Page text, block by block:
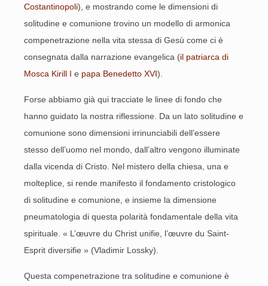
Costantinopoli), e mostrando come le dimensioni di
solitudine e comunione trovino un modello di armonica
compenetrazione nella vita stessa di Gesù come ci è
consegnata dalla narrazione evangelica (il patriarca di
Mosca Kirill I e papa Benedetto XVI).
Forse abbiamo già qui tracciate le linee di fondo che
hanno guidato la nostra riflessione. Da un lato solitudine e
comunione sono dimensioni irrinunciabili dell’essere
stesso dell’uomo nel mondo, dall’altro vengono illuminate
dalla vicenda di Cristo. Nel mistero della chiesa, una e
molteplice, si rende manifesto il fondamento cristologico
di solitudine e comunione, e insieme la dimensione
pneumatologia di questa polarità fondamentale della vita
spirituale. « L’œuvre du Christ unifie, l’œuvre du Saint-
Esprit diversifie » (Vladimir Lossky).
Questa compenetrazione tra solitudine e comunione è